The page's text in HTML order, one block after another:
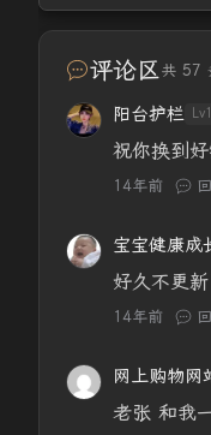
评论区共 57
阳台护栏
祝你换到好
14年前
宝宝健康成
好久不更
14年前
网上购物网
老张 和我